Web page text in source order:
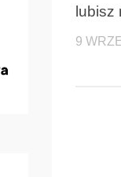
lubisz
9